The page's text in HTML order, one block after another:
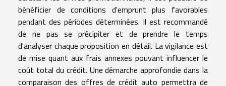
bénéficier de conditions d'emprunt plus favorables
pendant des périodes déterminées. Il est recommandé
de ne pas se précipiter et de prendre le temps
d'analyser chaque proposition en détail. La vigilance est
de mise quant aux frais annexes pouvant influencer le
coût total du crédit. Une démarche approfondie dans la
comparaison des offres de crédit auto permettra de